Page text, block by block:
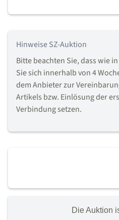
Die Auktion
Hinweise SZ-Auktion
Bitte beachten Sie, dass wie
Sie sich innerhalb von 4
dem Anbieter zur
Artikels bzw. Einlösung der
Verbindung setzen.